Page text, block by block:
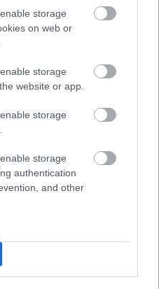
storage
on web or
storage
website or app.
storage
storage
authentication
and other
esztétikai
díszített, csipkés
ugyan nem feltétlenül
intimitás szerepe
oldala az a
sokak
és a romantika
látványosság miatt